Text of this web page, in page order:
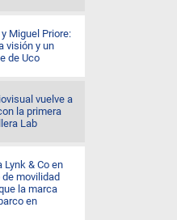
Miguel Priore:
visión y un
de Uco
vuelve a
la primera
Lab
Lynk & Co en
movilidad
la marca
en